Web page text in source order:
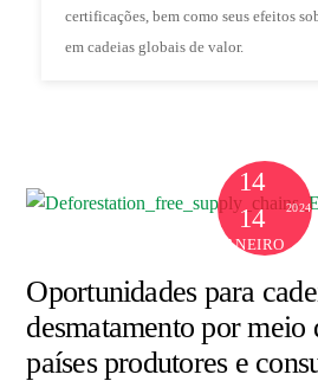
certificações, bem como seus efeitos
em cadeias globais de valor.
14
14
JANEIRO
2024
Oportunidades para
desmatamento por meio
países produtores e